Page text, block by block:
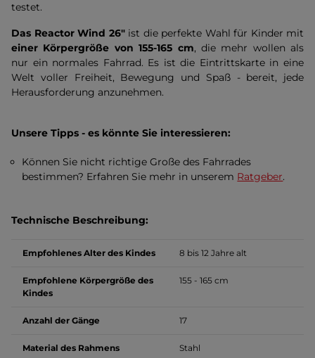
testet.
Das Reactor Wind 26"ist die perfekte Wahl für Kinder mit
einer Körpergröße von 155-165 cm, die mehr wollen als
nur ein normales Fahrrad. Es ist die Eintrittskarte in eine
Welt voller Freiheit, Bewegung und Spaß - bereit, jede
Herausforderung anzunehmen.
Unsere Tipps - es könnte Sie interessieren:
Können Sie nicht richtige Große des Fahrrades
bestimmen? Erfahren Sie mehr in unserem Ratgeber.
Technische Beschreibung:
Empfohlenes Alter des Kindes 8 bis 12 Jahre alt
Empfohlene Körpergröße des
Kindes
155 - 165 cm
Anzahl der Gänge 17
Material des Rahmens Stahl